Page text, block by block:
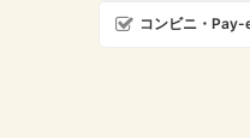
コンビニ・